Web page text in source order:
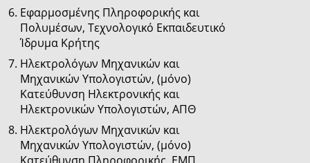
Εφαρμοσμένης Πληροφορικής και
Πολυμέσων, Τεχνολογικό Εκπαιδευτικό
Ίδρυμα Κρήτης
Ηλεκτρολόγων Μηχανικών και
Μηχανικών Υπολογιστών, (μόνο)
Κατεύθυνση Ηλεκτρονικής και
Ηλεκτρονικών Υπολογιστών, ΑΠΘ
Ηλεκτρολόγων Μηχανικών και
Μηχανικών Υπολογιστών, (μόνο)